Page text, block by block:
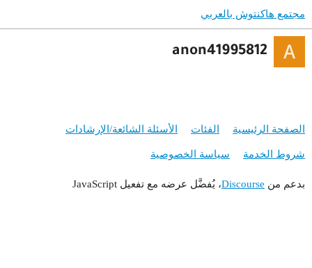
مجتمع هاكنتوش بالعربي
anon41995812
الصفحة الرئيسية الفئات الأسئلة الشائعة/الإرشادات
شروط الخدمة سياسة الخصوصية
بدعم من Discourse، يُفضَّل عرضه مع تفعيل JavaScript